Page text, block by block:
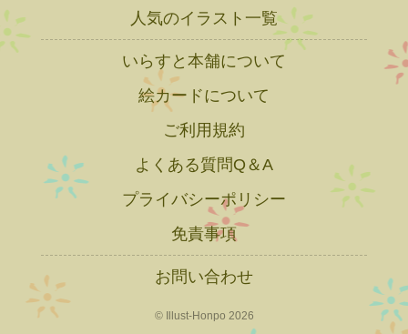
人気のイラスト一覧
いらすと本舗について
絵カードについて
ご利用規約
よくある質問Q＆A
プライバシーポリシー
免責事項
お問い合わせ
© Illust-Honpo 2026